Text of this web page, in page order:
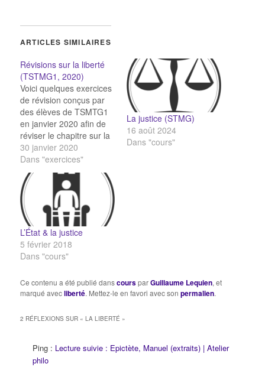
ARTICLES SIMILAIRES
Révisions sur la liberté
(TSTMG1, 2020)
Voici quelques exercices
de révision conçus par
des élèves de TSMTG1
en janvier 2020 afin de
réviser le chapitre sur la
liberté : La liberté
Première partie du cours
sur la liberté Deuxième
partie du cours sur la
liberté Troisième partie
du cours sur la liberté
Exercices sur l'ensemble
du…
30 janvier 2020
Dans "exercices"
La justice (STMG)
16 août 2024
Dans "cours"
L’État & la justice
5 février 2018
Dans "cours"
Ce contenu a été publié danscoursparGuillaume Lequien, et
marqué avecliberté. Mettez-le en favori avec sonpermalien.
2 RÉFLEXIONS SUR «LA LIBERTÉ »
Ping : Lecture suivie : Epictète, Manuel (extraits) | Atelier
philo